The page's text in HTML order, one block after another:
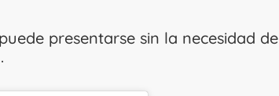
presentarse sin la necesidad de